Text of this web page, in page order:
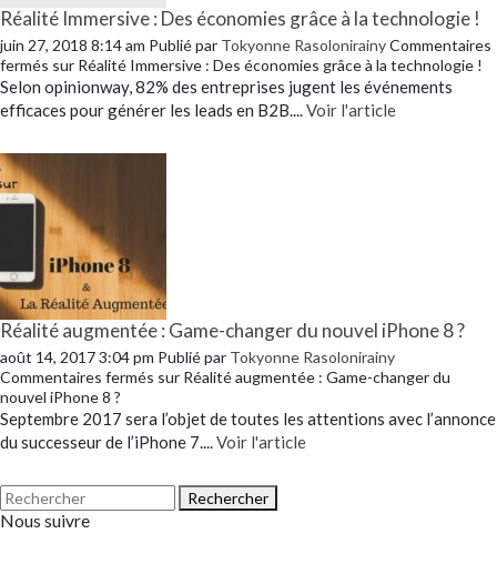
Réalité Immersive : Des économies grâce à la technologie !
juin 27, 2018 8:14 am Publié par Tokyonne RasolonirainyCommentaires
fermés sur Réalité Immersive : Des économies grâce à la technologie !
Selon opinionway, 82% des entreprises jugent les événements
efficaces pour générer les leads en B2B.... Voir l'article
Réalité augmentée : Game-changer du nouvel iPhone 8 ?
août 14, 2017 3:04 pm Publié par Tokyonne Rasolonirainy
Commentaires fermés sur Réalité augmentée : Game-changer du
nouvel iPhone 8 ?
Septembre 2017 sera l’objet de toutes les attentions avec l’annonce
du successeur de l’iPhone 7.... Voir l'article
Rechercher
Nous suivre